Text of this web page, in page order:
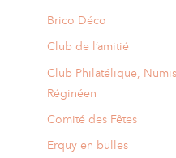
Brico Déco
Club de l’amitié
Club Philatélique,
Réginéen
Comité des Fêtes
Erquy en bulles